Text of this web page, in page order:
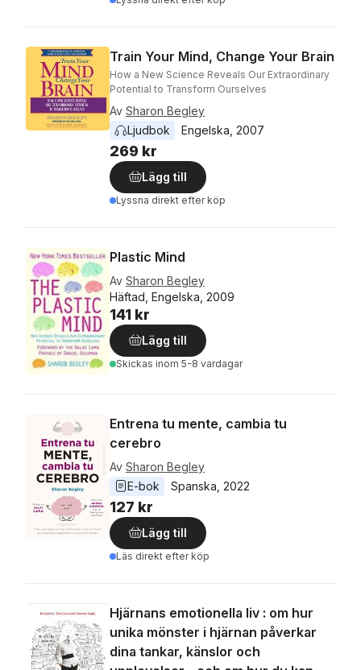
Train Your Mind, Change Your Brain
How a New Science Reveals Our Extraordinary
Potential to Transform Ourselves
Av Sharon Begley
Ljudbok
Engelska 2007
269 kr
Lägg till
Lyssna direkt efter köp
Plastic Mind
Av Sharon Begley
Häftad, Engelska, 2009
141 kr
Lägg till
Skickas inom 5-8 vardagar
Entrena tu mente, cambia tu
cerebro
Av Sharon Begley
E-bok
Spanska 2022
127 kr
Lägg till
Läs direkt efter köp
Hjärnans emotionella liv : om hur
unika mönster i hjärnan påverkar
dina tankar, känslor och